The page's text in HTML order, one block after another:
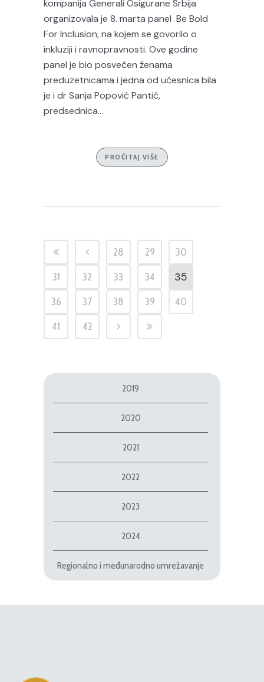
kompanija Generali Osigurane Srbija
organizovala je 8. marta panel Be Bold
For Inclusion, na kojem se govorilo o
inkluziji i ravnopravnosti. Ove godine
panel je bio posvećen ženama
preduzetnicama i jedna od učesnica bila
je i dr Sanja Popović Pantić,
predsednica...
PROČITAJ VIŠE
28 29
30
31
32 33 34 35
36 37 38 39
40
41
42
2019
2020
2021
2022
2023
2024
Regionalno i međunarodno umrežavanje